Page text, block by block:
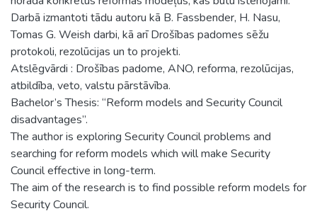
Darbā izmantoti tādu autoru kā B. Fassbender, H. Nasu,
Tomas G. Weish darbi, kā arī Drošības padomes sēžu
protokoli, rezolūcijas un to projekti.
Atslēgvārdi : Drošības padome, ANO, reforma, rezolūcijas,
atbildība, veto, valstu pārstāvība.
Bachelor’s Thesis: “Reform models and Security Council
disadvantages”.
The author is exploring Security Council problems and
searching for reform models which will make Security
Council effective in long-term.
The aim of the research is to find possible reform models for
Security Council.